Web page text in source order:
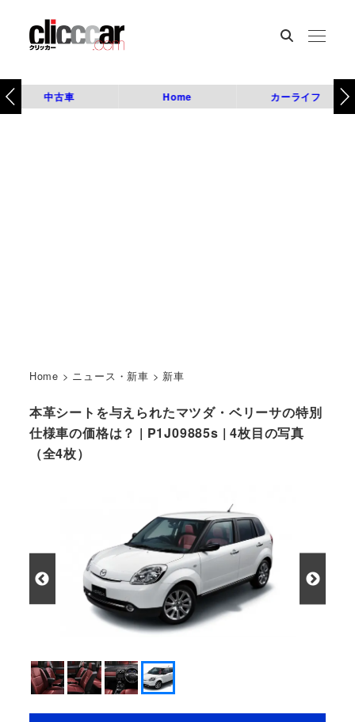
中古車 Home カーライフ
Home > ニュース・新車 > 新車
本革シートを与えられたマツダ・ベリーサの特別
仕様車の価格は？ | P1J09885s | 4枚目の写真
（全4枚）